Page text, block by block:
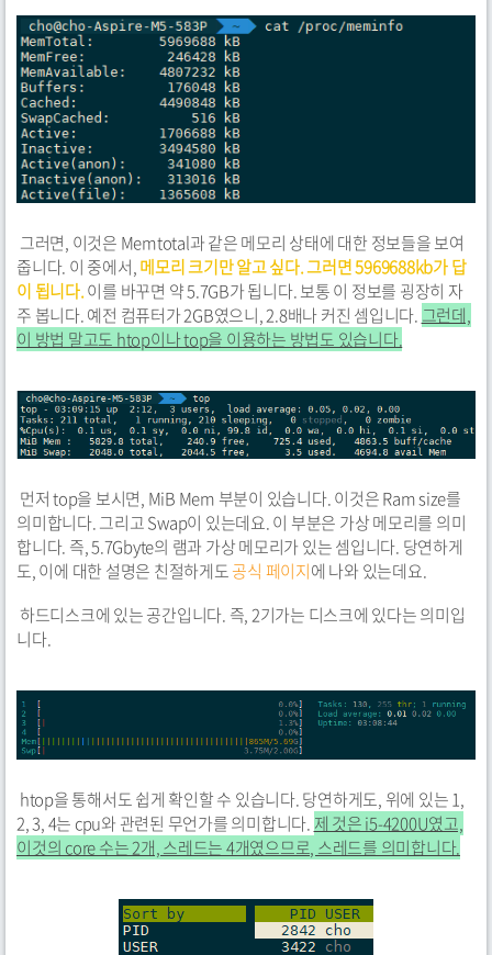
그러면, 이것은 Memtotal과 같은 메모리 상태에 대한 정보들을 보여
줍니다. 이 중에서,메모리 크기만 알고 싶다. 그러면 5969688kb가 답
이 됩니다.이를 바꾸면 약 5.7GB가 됩니다. 보통 이 정보를 굉장히 자
주 봅니다. 예전 컴퓨터가 2GB였으니, 2.8배나 커진 셈입니다. 그런데,
이 방법 말고도 htop이나 top을 이용하는 방법도 있습니다.
먼저 top을 보시면, MiB Mem 부분이 있습니다. 이것은 Ram size를
의미합니다. 그리고 Swap이 있는데요. 이 부분은 가상 메모리를 의미
합니다. 즉, 5.7Gbyte의 램과 가상 메모리가 있는 셈입니다. 당연하게
도, 이에 대한 설명은 친절하게도공식 페이지에 나와 있는데요.
하드디스크에 있는 공간입니다. 즉, 2기가는 디스크에 있다는 의미입
니다.
htop을 통해서도 쉽게 확인할 수 있습니다. 당연하게도, 위에 있는 1,
2, 3, 4는 cpu와 관련된 무언가를 의미합니다. 제 것은 i5-4200U였고,
이것의 core 수는 2개, 스레드는 4개였으므로, 스레드를 의미합니다.